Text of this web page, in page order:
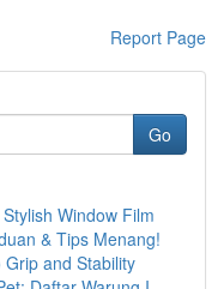
Report Page
Go
Window Film
& Tips Menang!
Grip and Stability